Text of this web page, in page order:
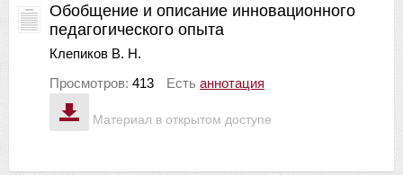
Материал в открытом доступе
Обобщение и описание инновационного
педагогического опыта
Клепиков В. Н.
Просмотров: 413 Есть аннотация